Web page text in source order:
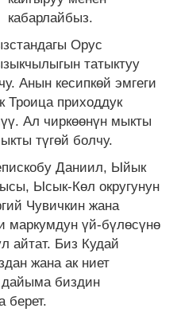
кабарлайбыз.
Орус
татыктуу
Анын кесипкөй эмгеги
приходдук
Ал чиркөөнүн мыкты
түгөй болчу.
Даниил, Ыйык
Ысык-Көл округунун
Чувичкин жана
маркумдун үй-бүлөсүнө
айтат. Биз Кудай
жана ак ниет
биздин
берет.